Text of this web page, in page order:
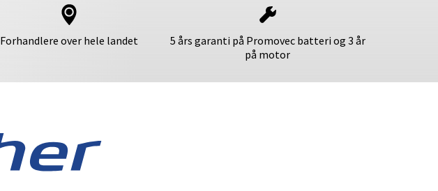
Forhandlere over hele landet
5 års garanti på Promovec batteri og 3 år
på motor